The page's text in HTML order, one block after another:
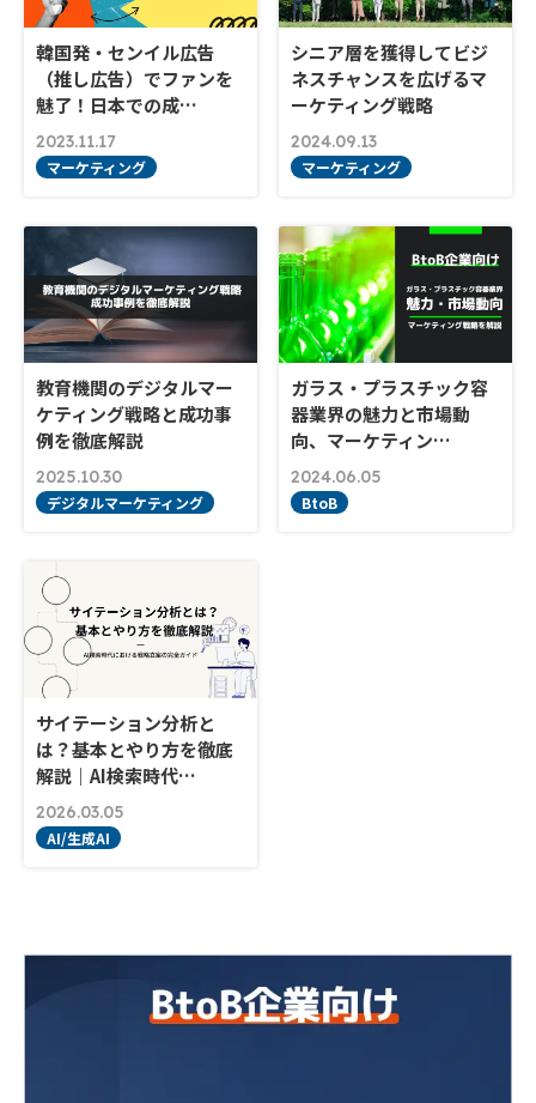
韓国発・センイル広告
（推し広告）でファンを
魅了！日本での成…
2023.11.17
マーケティング
シニア層を獲得してビジ
ネスチャンスを広げるマ
ーケティング戦略
2024.09.13
マーケティング
教育機関のデジタルマー
ケティング戦略と成功事
例を徹底解説
2025.10.30
デジタルマーケティング
ガラス・プラスチック容
器業界の魅力と市場動
向、マーケティン…
2024.06.05
BtoB
サイテーション分析と
は？基本とやり方を徹底
解説｜AI検索時代…
2026.03.05
AI/生成AI